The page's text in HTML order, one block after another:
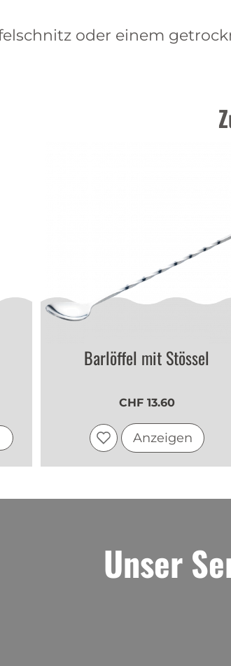
oder einem
Barlöffel mit Stössel
CHF 13.60
Anzeigen
Unser